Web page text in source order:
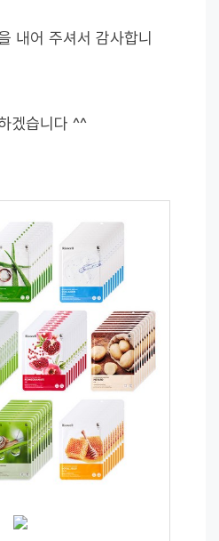
내어 주셔서 감사합니
겠습니다 ^^